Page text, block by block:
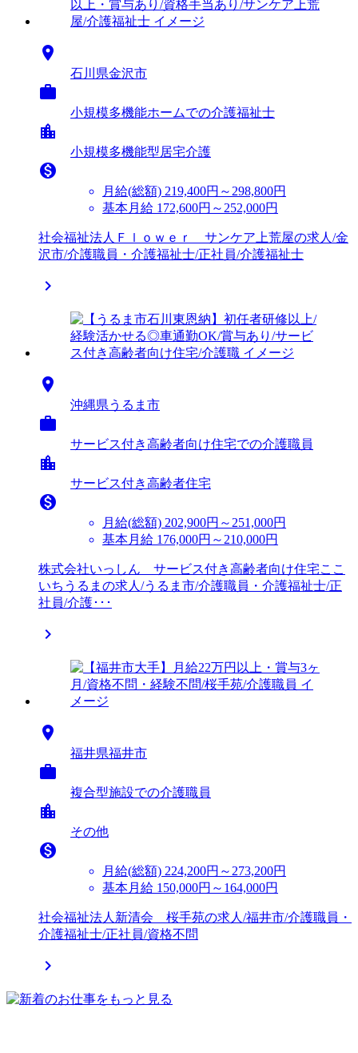

石川県金沢市

小規模多機能ホームでの介護福祉士
location_city
小規模多機能型居宅介護

月給(総額) 219,400円～298,800円
基本月給 172,600円～252,000円
社会福祉法人Ｆｌｏｗｅｒ サンケア上荒屋の求人/金
沢市/介護職員・介護福祉士/正社員/介護福祉士


沖縄県うるま市

サービス付き高齢者向け住宅での介護職員
location_city
サービス付き高齢者住宅

月給(総額) 202,900円～251,000円
基本月給 176,000円～210,000円
株式会社いっしん サービス付き高齢者向け住宅ここ
いちうるまの求人/うるま市/介護職員・介護福祉士/正
社員/介護･･･


福井県福井市

複合型施設での介護職員
location_city
その他

月給(総額) 224,200円～273,200円
基本月給 150,000円～164,000円
社会福祉法人新清会 桜手苑の求人/福井市/介護職員・
介護福祉士/正社員/資格不問
